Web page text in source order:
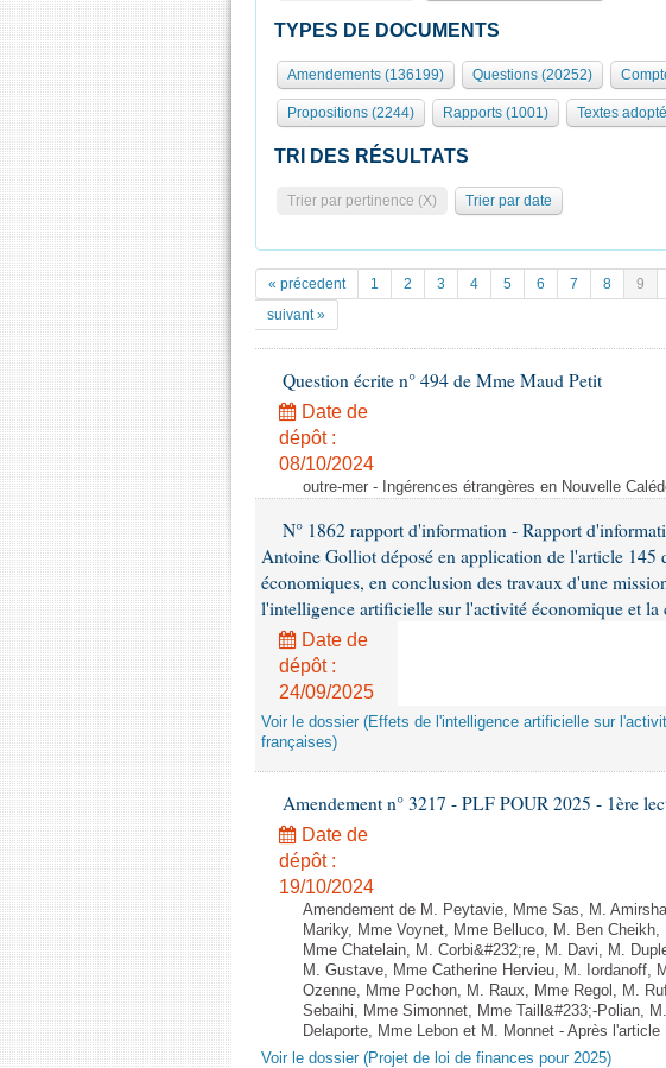
TYPES DE DOCUMENTS
Amendements (136199) Questions (20252)
Propositions (2244) Rapports (1001) Textes
TRI DES RÉSULTATS
Trier par pertinence (X) Trier par date
« précedent 1 2 3 4 5 6 7 8 9
suivant »
Question écrite n° 494 de Mme Maud Petit
Date de
dépôt :
08/10/2024
outre-mer - Ingérences étrangères en Nouvelle
N° 1862 rapport d'information - Rapport
Antoine Golliot déposé en application de l'article 145
économiques, en conclusion des travaux d'une
l'intelligence artificielle sur l'activité économique et la
Date de
dépôt :
24/09/2025
Voir le dossier (Effets de l'intelligence artificielle sur
françaises)
Amendement n° 3217 - PLF POUR 2025 - 1ère
Date de
dépôt :
19/10/2024
Amendement de M. Peytavie, Mme Sas, M.
Mariky, Mme Voynet, Mme Belluco, M. Ben
Mme Chatelain, M. Corbi&#232;re, M. Davi, M.
M. Gustave, Mme Catherine Hervieu, M. Iordanoff,
Ozenne, Mme Pochon, M. Raux, Mme Regol, M.
Sebaihi, Mme Simonnet, Mme Taill&#233;-Polian,
Delaporte, Mme Lebon et M. Monnet - Après l'article
Voir le dossier (Projet de loi de finances pour 2025)